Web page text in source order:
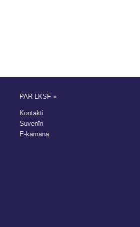
PAR LKSF »
Kontakti
Suvenīri
E-kamana